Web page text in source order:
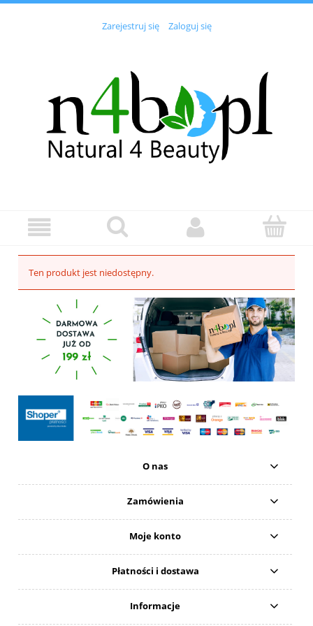
Zarejestruj się Zaloguj się
Ten produkt jest niedostępny.
O nas
Zamówienia
Moje konto
Płatności i dostawa
Informacje